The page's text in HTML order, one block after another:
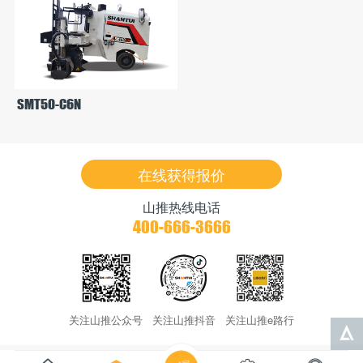
SMT50-C6N
在线获得报价
山推热线电话
400-666-3666
关注山推公众号 关注山推抖音 关注山推e路行